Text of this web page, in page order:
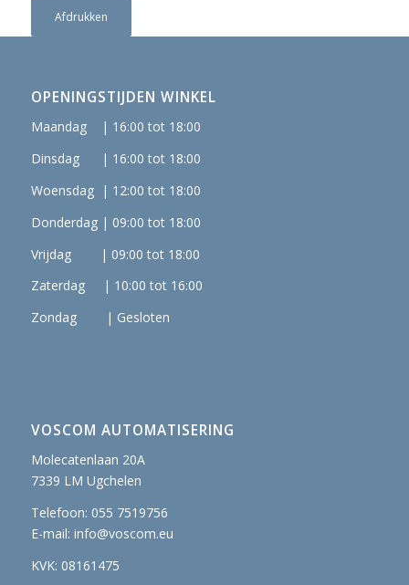
Afdrukken
OPENINGSTIJDEN WINKEL
Maandag | 16:00 tot 18:00
Dinsdag | 16:00 tot 18:00
Woensdag | 12:00 tot 18:00
Donderdag | 09:00 tot 18:00
Vrijdag | 09:00 tot 18:00
Zaterdag | 10:00 tot 16:00
Zondag | Gesloten
VOSCOM AUTOMATISERING
Molecatenlaan 20A
7339 LM Ugchelen
Telefoon: 055 7519756
E-mail: info@voscom.eu
KVK: 08161475